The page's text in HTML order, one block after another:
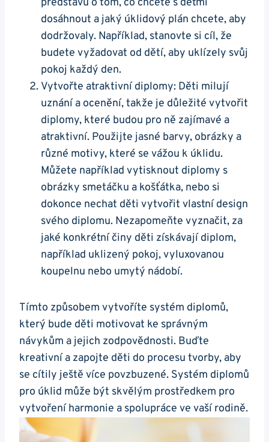
dosáhnout a jaký úklidový plán chcete, aby
dodržovaly. Například, stanovte si cíl, že
budete vyžadovat od dětí, aby uklízely svůj
pokoj každý den.
Vytvořte atraktivní diplomy: Děti milují
uznání a ocenění, takže je důležité vytvořit
diplomy, které budou pro ně zajímavé a
atraktivní. Použijte jasné barvy, obrázky a
různé motivy, které se vážou k úklidu.
Můžete například vytisknout diplomy s
obrázky smetáčku a košťátka, nebo si
dokonce nechat děti vytvořit vlastní design
svého diplomu. Nezapomeňte vyznačit, za
jaké konkrétní činy děti získávají diplom,
například uklizený pokoj, vyluxovanou
koupelnu nebo umytý nádobí.
Tímto způsobem vytvoříte systém diplomů,
který bude děti motivovat ke správným
návykům a jejich zodpovědnosti. Buďte
kreativní a zapojte děti do procesu tvorby, aby
se cítily ještě více povzbuzené. Systém diplomů
pro úklid může být skvělým prostředkem pro
vytvoření harmonie a spolupráce ve vaší rodině.